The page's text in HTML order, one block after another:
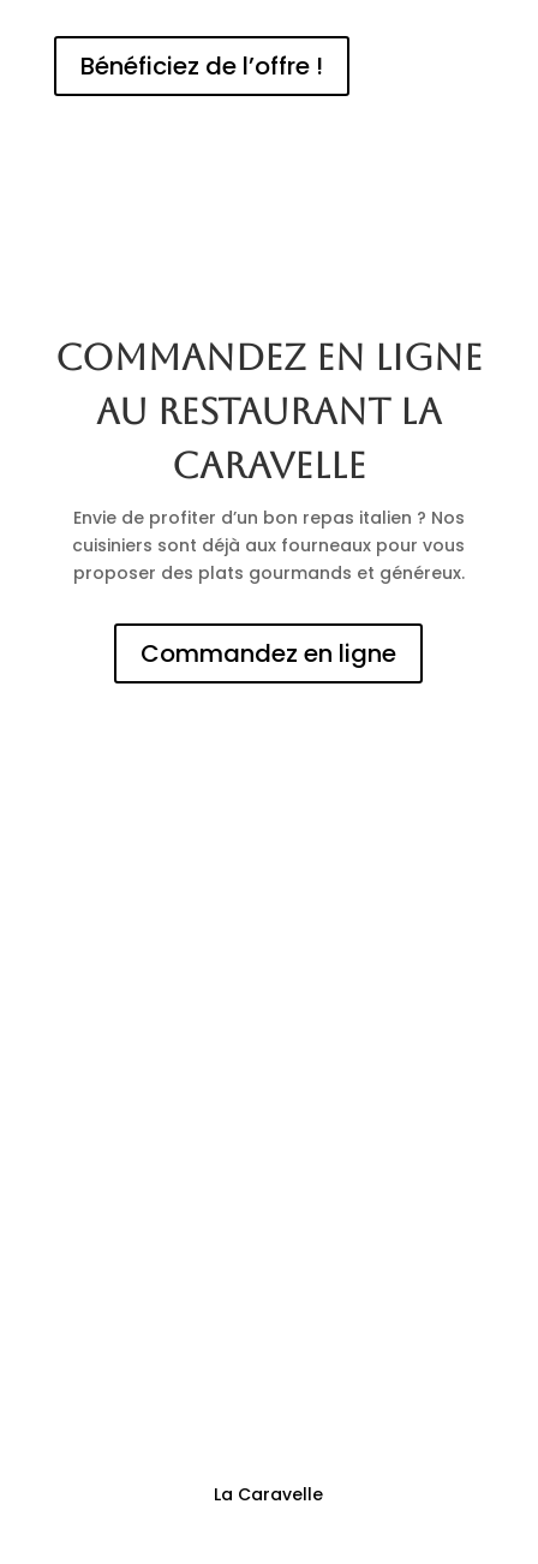
Bénéficiez de l’offre !
Commandez en ligne
au restaurant La
Caravelle
Envie de profiter d’un bon repas italien ? Nos
cuisiniers sont déjà aux fourneaux pour vous
proposer des plats gourmands et généreux.
Commandez en ligne
La Caravelle